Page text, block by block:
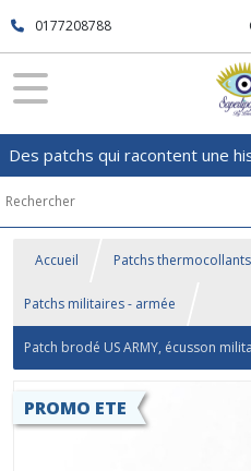
0177208788
Des patchs qui racontent une
Accueil Patchs
Patchs militaires - armée
Patch brodé US ARMY, écusson
PROMO ETE